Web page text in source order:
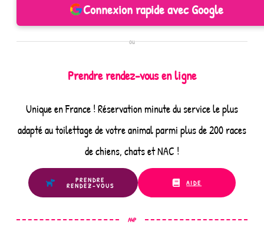
Connexion rapide avec Google
ou
Prendre rendez-vous en ligne
Unique en France ! Réservation minute du service le plus
adapté au toilettage de votre animal parmi plus de 200 races
de chiens, chats et NAC !
PRENDRE
RENDEZ-VOUS AIDE
A4P